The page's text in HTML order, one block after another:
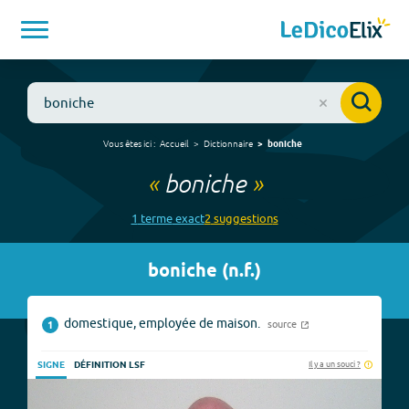
Vous êtes ici : Accueil Dictionnaire boniche
« boniche»
1 termeexact2 suggestions
boniche (n.f.)
1 domestique, employée de maison. source
SIGNE DÉFINITION LSF Il y a un souci ?